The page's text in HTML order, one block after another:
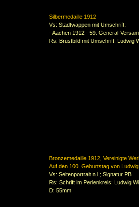
Silbermedaille 1912
Vs: Stadtwappen mit Umschrift:
- Aachen 1912 - 59. General-
Rs: Brustbild mit Umschrift: Ludwig
Bronzemedaille 1912, Vereinigte
Auf den 100. Geburtstag von
Vs: Seitenportrait n.l.; Signatur PB
Rs: Schrift im Perlenkreis: Ludwig
D: 55mm